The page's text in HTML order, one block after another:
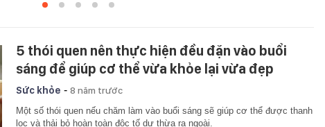
5 thói quen nên thực hiện đều đặn vào buổi
sáng để giúp cơ thể vừa khỏe lại vừa đẹp
Sức khỏe - 8 năm trước
Một số thói quen nếu chăm làm vào buổi sáng sẽ giúp cơ thể được thanh
lọc và thải bỏ hoàn toàn độc tố dư thừa ra ngoài.